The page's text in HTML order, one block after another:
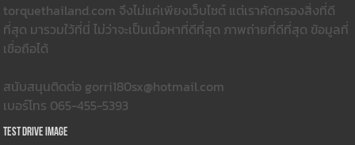
torquethailand.com จึงไม่แค่เพียงเว็บไซต์ แต่เราคัดกรองสิ่งที่ดี
ที่สุด มารวมใว้ที่นี่ ไม่ว่าจะเป็นเนื้อหาที่ดีที่สุด ภาพถ่ายที่ดีที่สุด ข้อมูลที่
เชื่อถือได้
สนับสนุนติดต่อ gorri180sx@hotmail.com
เบอร์โทร 065-455-5393
Test Drive Image